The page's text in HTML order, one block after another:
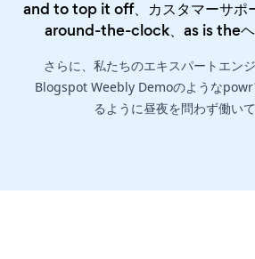
and to top it off、カスタマーサポ
around-the-clock、as is the
さらに、私たちのエキスパートエン
Blogspot Weebly Demoのようなpowr
るように昼夜を問わず働いて